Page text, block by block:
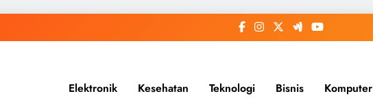
Elektronik Kesehatan Teknologi Bisnis Komputer